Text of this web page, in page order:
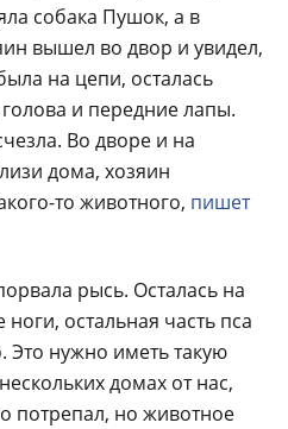
собака Пушок, а в
вышел во двор и увидел,
на цепи, осталась
и передние лапы.
Во дворе и на
дома, хозяин
то животного, пишет
рысь. Осталась на
остальная часть пса
Это нужно иметь такую
домах от нас,
потрепал, но животное